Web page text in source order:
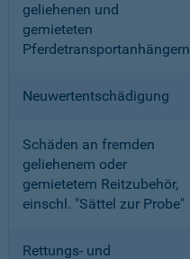
geliehenen und
gemieteten
Pferdetransportanhängern
Neuwertentschädigung
Schäden an fremden
geliehenem oder
gemietetem Reitzubehör,
einschl. "Sättel zur Probe"
Rettungs- und